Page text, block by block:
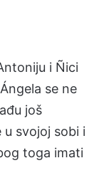
i Ñici
se ne
još
u svojoj sobi i
toga imati